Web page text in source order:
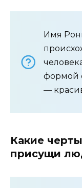
Имя
формой
—
Какие
присущи